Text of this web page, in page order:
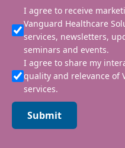
I agree to receive
Vanguard Healthcare
services, newsletters,
seminars and events.
I agree to share my
quality and relevance of
services.
Submit